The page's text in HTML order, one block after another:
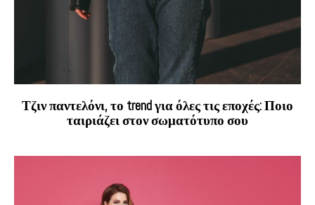
Τζιν παντελόνι, το trend για όλες τις εποχές: Ποιο
ταιριάζει στον σωματότυπο σου